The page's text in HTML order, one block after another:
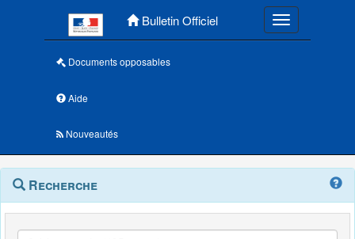
Bulletin Officiel Toggle
Documents opposables
Aide
Nouveautés
Navigation
outils
Menu
contextuel
Recherche